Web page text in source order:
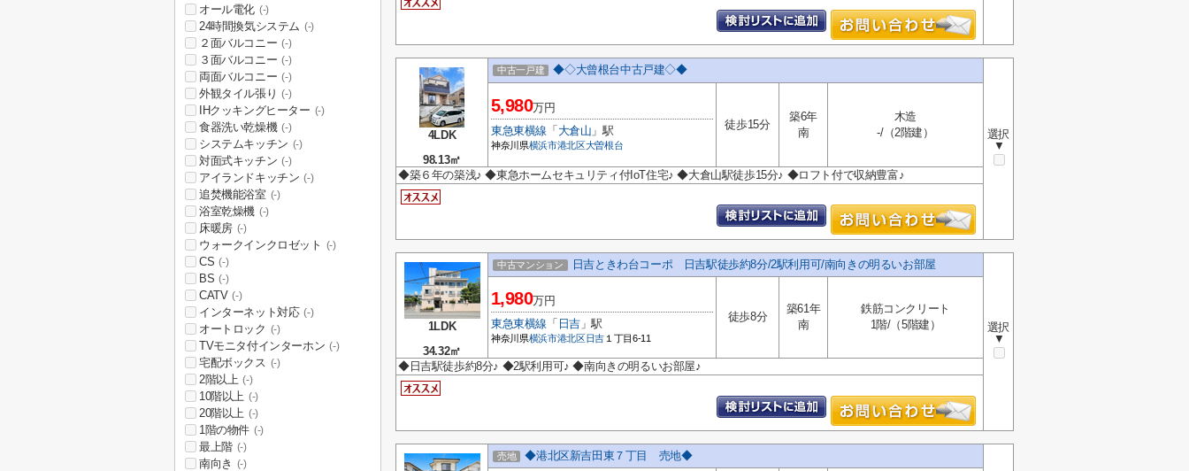
4LDK
98.13㎡
中古一戸建 ◆◇大曾根台中古戸建◇◆
選択
▼
5,980万円
東急東横線 「 大倉山 」駅
神奈川県横浜市港北区大曽根台
徒歩15分
築6年
南
木造
-/（2階建）
◆築６年の築浅♪ ◆東急ホームセキュリティ付IoT住宅♪ ◆大倉山駅徒歩15分♪ ◆ロフト付で収納豊富♪
1LDK
34.32㎡
中古マンション 日吉ときわ台コーポ 日吉駅徒歩約8分/2駅利用可/南向きの明るいお部屋
選択
▼
1,980万円
東急東横線 「 日吉」駅
神奈川県横浜市港北区 日吉１丁目6-11
徒歩8分
築61年
南
鉄筋コンクリート
1階/（5階建）
◆日吉駅徒歩約8分♪ ◆2駅利用可♪ ◆南向きの明るいお部屋♪
売地 ◆港北区新吉田東７丁目 売地◆
オール電化 (-)
24時間換気システム (-)
２面バルコニー (-)
３面バルコニー (-)
両面バルコニー (-)
外観タイル張り (-)
IHクッキングヒーター (-)
食器洗い乾燥機 (-)
システムキッチン (-)
対面式キッチン (-)
アイランドキッチン (-)
追焚機能浴室 (-)
浴室乾燥機 (-)
床暖房 (-)
ウォークインクロゼット (-)
CS (-)
BS (-)
CATV (-)
インターネット対応 (-)
オートロック (-)
TVモニタ付インターホン (-)
宅配ボックス (-)
2階以上 (-)
10階以上 (-)
20階以上 (-)
1階の物件 (-)
最上階 (-)
南向き (-)